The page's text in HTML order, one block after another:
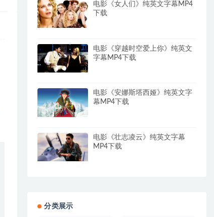
电影《女人们》纯英文字幕MP4
下载
电影《穿越时空爱上你》纯英文
字幕MP4下载
电影《安娜斯塔西娅》纯英文字
幕MP4下载
电影《壮志凌云》纯英文字幕
MP4下载
分类展示